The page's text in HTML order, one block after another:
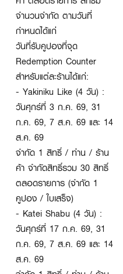
จำนวนจำกัด ตามวันที่
กำหนดได้แก่
วันที่รับคูปองที่จุด
Redemption Counter
สำหรับแต่ละร้านได้แก่:
- Yakiniku Like (4 วัน) :
วันศุกร์ที่ 3 ก.ค. 69, 31
ก.ค. 69, 7 ส.ค. 69 และ 14
ส.ค. 69
จำกัด 1 สิทธิ์ / ท่าน / ร้าน
ค้า จำกัดสิทธิ์รวม 30 สิทธิ์
ตลอดรายการ (จำกัด 1
คูปอง / ใบเสร็จ)
- Katei Shabu (4 วัน) :
วันศุกร์ที่ 17 ก.ค. 69, 31
ก.ค. 69, 7 ส.ค. 69 และ 14
ส.ค. 69